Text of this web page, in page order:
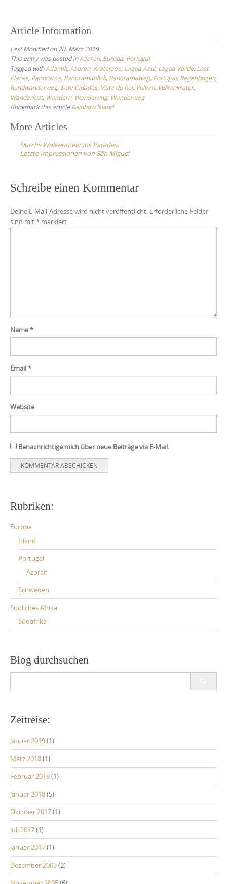
Article Information
Last Modified on 20. März 2019
This entry was posted inAzoren, Europa, Portugal
Tagged withAtlantik, Azoren, Kratersee, Lagoa Azul, Lagoa Verde, Lost
Places, Panorama, Panoramablick, Panoramaweg, Portugal, Regenbogen,
Rundwanderweg, Sete Cidades, Vista do Rei, Vulkan, Vulkankrater,
Wanderlust, Wandern, Wanderung, Wanderweg
Bookmark this article Rainbow Island
Post
navigation
More Articles
Durchs Wolkenmeer ins Paradies
Letzte Impressionen von São Miguel
Schreibe einen Kommentar
Deine E-Mail-Adresse wird nicht veröffentlicht. Erforderliche Felder
sind mit* markiert
Name*
Email*
Website
Benachrichtige mich über neue Beiträge via E-Mail.
Rubriken:
Europa
Irland
Portugal
Azoren
Schweden
Südliches Afrika
Südafrika
Blog durchsuchen
Zeitreise:
Januar 2019(1)
März 2018(1)
Februar 2018(1)
Januar 2018(5)
Oktober 2017(1)
Juli 2017(1)
Januar 2017(1)
Dezember 2005(2)